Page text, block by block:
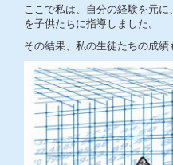
ここで私は、自分の経験を元
を子供たちに指導しました。
その結果、私の生徒たちの成績